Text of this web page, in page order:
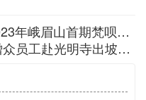
山首期梵呗培训班圆满
工赴光明寺出坡插秧